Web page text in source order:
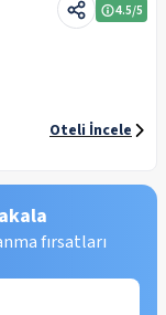
4.5/5
Oteli İncele
fırsatları